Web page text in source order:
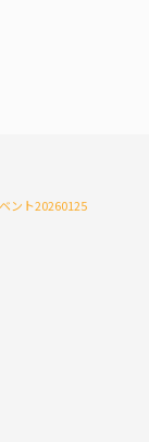
ント20260125